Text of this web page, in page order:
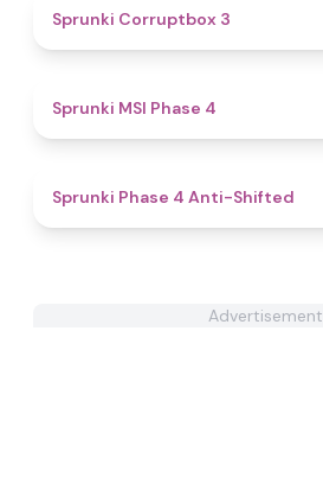
Sprunki Corruptbox 3
Sprunki MSI Phase 4
Sprunki Phase 4 Anti-Shifted
Advertisement